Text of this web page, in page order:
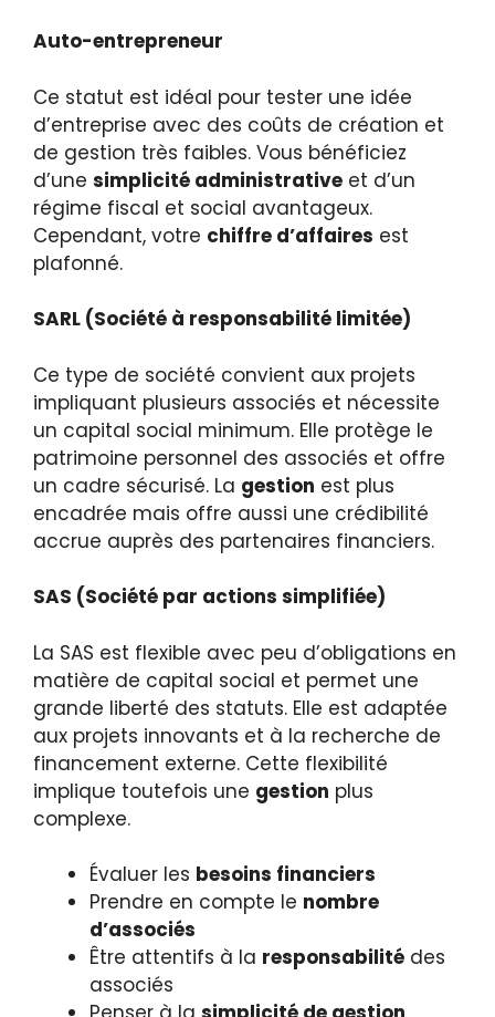
Auto-entrepreneur
Ce statut est idéal pour tester une idée
d’entreprise avec des coûts de création et
de gestion très faibles. Vous bénéficiez
d’une simplicité administrative et d’un
régime fiscal et social avantageux.
Cependant, votre chiffre d’affaires est
plafonné.
SARL (Société à responsabilité limitée)
Ce type de société convient aux projets
impliquant plusieurs associés et nécessite
un capital social minimum. Elle protège le
patrimoine personnel des associés et offre
un cadre sécurisé. La gestion est plus
encadrée mais offre aussi une crédibilité
accrue auprès des partenaires financiers.
SAS (Société par actions simplifiée)
La SAS est flexible avec peu d’obligations en
matière de capital social et permet une
grande liberté des statuts. Elle est adaptée
aux projets innovants et à la recherche de
financement externe. Cette flexibilité
implique toutefois une gestion plus
complexe.
Évaluer les besoins financiers
Prendre en compte le nombre
d’associés
Être attentifs à la responsabilité des
associés